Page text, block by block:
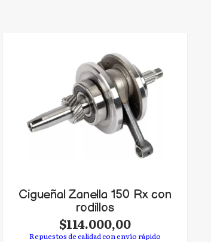
Cigueñal Zanella 150 Rx con
rodillos
$114.000,00
Repuestos de calidad con envío rápido